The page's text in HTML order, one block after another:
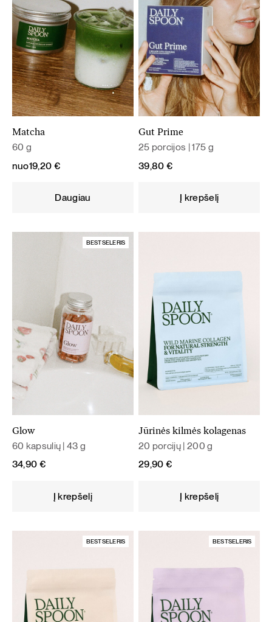
Matcha
60 g
nuo19,20 €
Daugiau
Gut Prime
25 porcijos | 175 g
39,80 €
Į krepšelį
BESTSELERIS
Glow
60 kapsulių | 43 g
34,90 €
Į krepšelį
Jūrinės kilmės kolagenas
20 porcijų | 200 g
29,90 €
Į krepšelį
BESTSELERIS BESTSELERIS